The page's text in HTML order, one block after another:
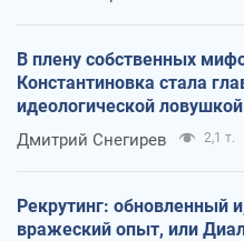
В плену собственных
Константиновка стала
идеологической
оккупантов
Дмитрий Снегирев 2,1 т.
Рекрутинг: обновленный
вражеский опыт, или